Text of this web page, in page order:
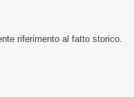
riferimento al fatto storico.